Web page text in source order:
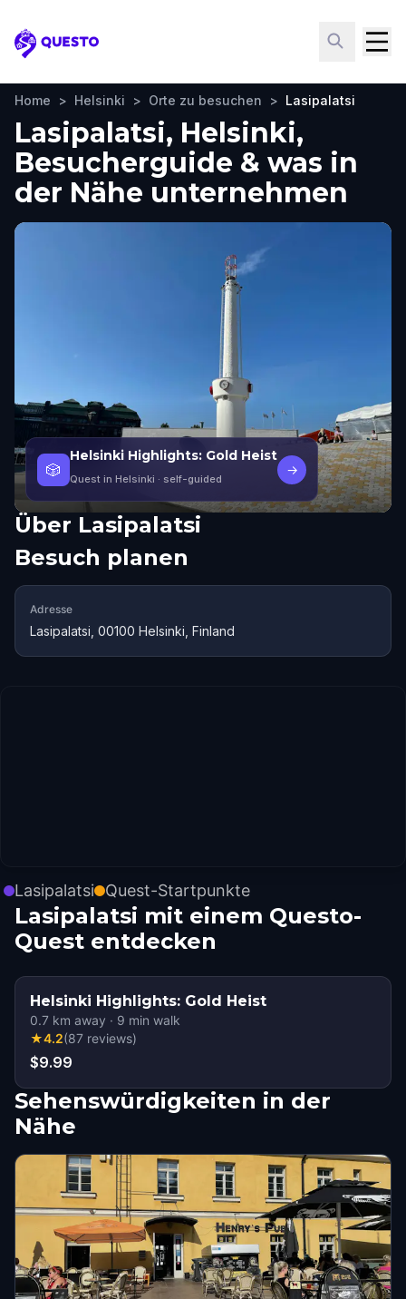
Questo
Home > Helsinki > Orte zu besuchen > Lasipalatsi
Lasipalatsi, Helsinki,
Besucherguide & was in
der Nähe unternehmen
🎲
Helsinki Highlights: Gold Heist
Quest in Helsinki · self-guided
→
Über Lasipalatsi
Besuch planen
Adresse
Lasipalatsi, 00100 Helsinki, Finland
Lasipalatsi Quest-Startpunkte
Lasipalatsi mit einem Questo-
Quest entdecken
Helsinki Highlights: Gold Heist
0.7 km away · 9 min walk
★4.2(87 reviews)
$9.99
Sehenswürdigkeiten in der
Nähe